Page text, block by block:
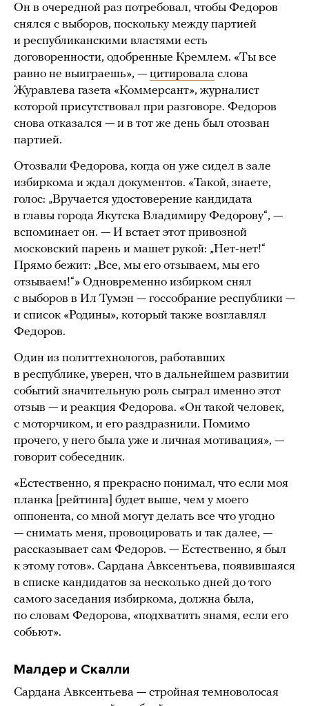
Он в очередной раз потребовал, чтобы Федоров
снялся с выборов, поскольку между партией
и республиканскими властями есть
договоренности, одобренные Кремлем. «Ты все
равно не выиграешь», — цитировала слова
Журавлева газета «Коммерсант», журналист
которой присутствовал при разговоре. Федоров
снова отказался — и в тот же день был отозван
партией.
Отозвали Федорова, когда он уже сидел в зале
избиркома и ждал документов. «Такой, знаете,
голос: „Вручается удостоверение кандидата
в главы города Якутска Владимиру Федорову“, —
вспоминает он. — И встает этот привозной
московский парень и машет рукой: „Нет-нет!“
Прямо бежит: „Все, мы его отзываем, мы его
отзываем!“» Одновременно избирком снял
с выборов в Ил Тумэн — госсобрание республики —
и список «Родины», который также возглавлял
Федоров.
Один из политтехнологов, работавших
в республике, уверен, что в дальнейшем развитии
событий значительную роль сыграл именно этот
отзыв — и реакция Федорова. «Он такой человек,
с моторчиком, и его раздразнили. Помимо
прочего, у него была уже и личная мотивация», —
говорит собеседник.
«Естественно, я прекрасно понимал, что если моя
планка [рейтинга] будет выше, чем у моего
оппонента, со мной могут делать все что угодно
— снимать меня, провоцировать и так далее, —
рассказывает сам Федоров. — Естественно, я был
к этому готов». Сардана Авксентьева, появившаяся
в списке кандидатов за несколько дней до того
самого заседания избиркома, должна была,
по словам Федорова, «подхватить знамя, если его
собьют».
Малдер и Скалли
Сардана Авксентьева — стройная темноволосая